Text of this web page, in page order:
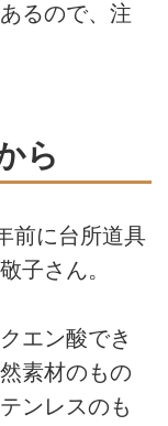
るので、注
ら
前に台所道具
子さん。
エン酸でき
素材のもの
ンレスのも